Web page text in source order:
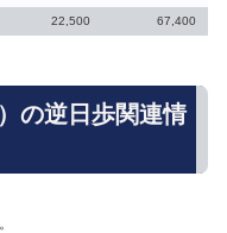
22,500 67,400
の逆日歩関連情